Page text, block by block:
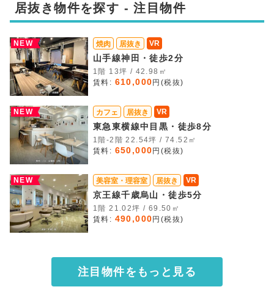
居抜き物件を探す - 注目物件
NEW 焼肉 居抜き VR
山手線神田・徒歩2分
1階 13坪 / 42.98㎡
賃料: 610,000 円(税抜)
NEW カフェ 居抜き VR
東急東横線中目黒・徒歩8分
1階-2階 22.54坪 / 74.52㎡
賃料: 650,000 円(税抜)
NEW 美容室・理容室 居抜き VR
京王線千歳烏山・徒歩5分
1階 21.02坪 / 69.50㎡
賃料: 490,000 円(税抜)
注目物件をもっと見る